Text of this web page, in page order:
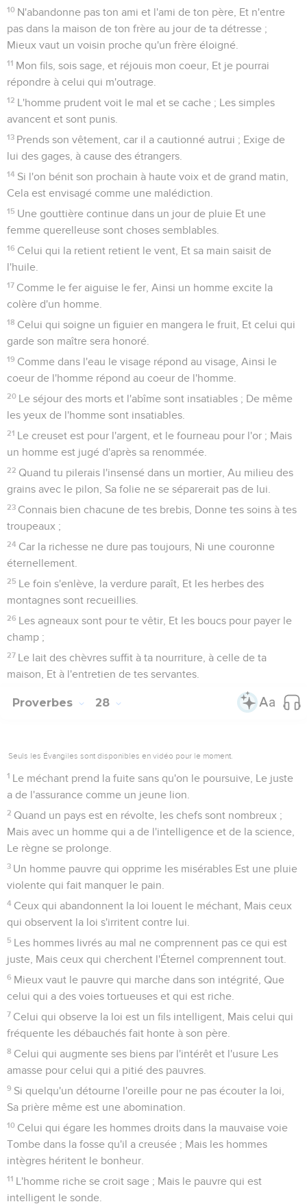
10 N'abandonne pas ton ami et l'ami de ton père, Et n'entre
pas dans la maison de ton frère au jour de ta détresse ;
Mieux vaut un voisin proche qu'un frère éloigné.
11 Mon fils, sois sage, et réjouis mon coeur, Et je pourrai
répondre à celui qui m'outrage.
12 L'homme prudent voit le mal et se cache ; Les simples
avancent et sont punis.
13 Prends son vêtement, car il a cautionné autrui ; Exige de
lui des gages, à cause des étrangers.
14 Si l'on bénit son prochain à haute voix et de grand matin,
Cela est envisagé comme une malédiction.
15 Une gouttière continue dans un jour de pluie Et une
femme querelleuse sont choses semblables.
16 Celui qui la retient retient le vent, Et sa main saisit de
l'huile.
17 Comme le fer aiguise le fer, Ainsi un homme excite la
colère d'un homme.
18 Celui qui soigne un figuier en mangera le fruit, Et celui qui
garde son maître sera honoré.
19 Comme dans l'eau le visage répond au visage, Ainsi le
coeur de l'homme répond au coeur de l'homme.
20 Le séjour des morts et l'abîme sont insatiables ; De même
les yeux de l'homme sont insatiables.
21 Le creuset est pour l'argent, et le fourneau pour l'or ; Mais
un homme est jugé d'après sa renommée.
22 Quand tu pilerais l'insensé dans un mortier, Au milieu des
grains avec le pilon, Sa folie ne se séparerait pas de lui.
23 Connais bien chacune de tes brebis, Donne tes soins à tes
troupeaux ;
24 Car la richesse ne dure pas toujours, Ni une couronne
éternellement.
25 Le foin s'enlève, la verdure paraît, Et les herbes des
montagnes sont recueillies.
26 Les agneaux sont pour te vêtir, Et les boucs pour payer le
champ ;
27 Le lait des chèvres suffit à ta nourriture, à celle de ta
maison, Et à l'entretien de tes servantes.
Proverbes 28
Seuls les Évangiles sont disponibles en vidéo pour le moment.
1 Le méchant prend la fuite sans qu'on le poursuive, Le juste
a de l'assurance comme un jeune lion.
2 Quand un pays est en révolte, les chefs sont nombreux ;
Mais avec un homme qui a de l'intelligence et de la science,
Le règne se prolonge.
3 Un homme pauvre qui opprime les misérables Est une pluie
violente qui fait manquer le pain.
4 Ceux qui abandonnent la loi louent le méchant, Mais ceux
qui observent la loi s'irritent contre lui.
5 Les hommes livrés au mal ne comprennent pas ce qui est
juste, Mais ceux qui cherchent l'Éternel comprennent tout.
6 Mieux vaut le pauvre qui marche dans son intégrité, Que
celui qui a des voies tortueuses et qui est riche.
7 Celui qui observe la loi est un fils intelligent, Mais celui qui
fréquente les débauchés fait honte à son père.
8 Celui qui augmente ses biens par l'intérêt et l'usure Les
amasse pour celui qui a pitié des pauvres.
9 Si quelqu'un détourne l'oreille pour ne pas écouter la loi,
Sa prière même est une abomination.
10 Celui qui égare les hommes droits dans la mauvaise voie
Tombe dans la fosse qu'il a creusée ; Mais les hommes
intègres héritent le bonheur.
11 L'homme riche se croit sage ; Mais le pauvre qui est
intelligent le sonde.